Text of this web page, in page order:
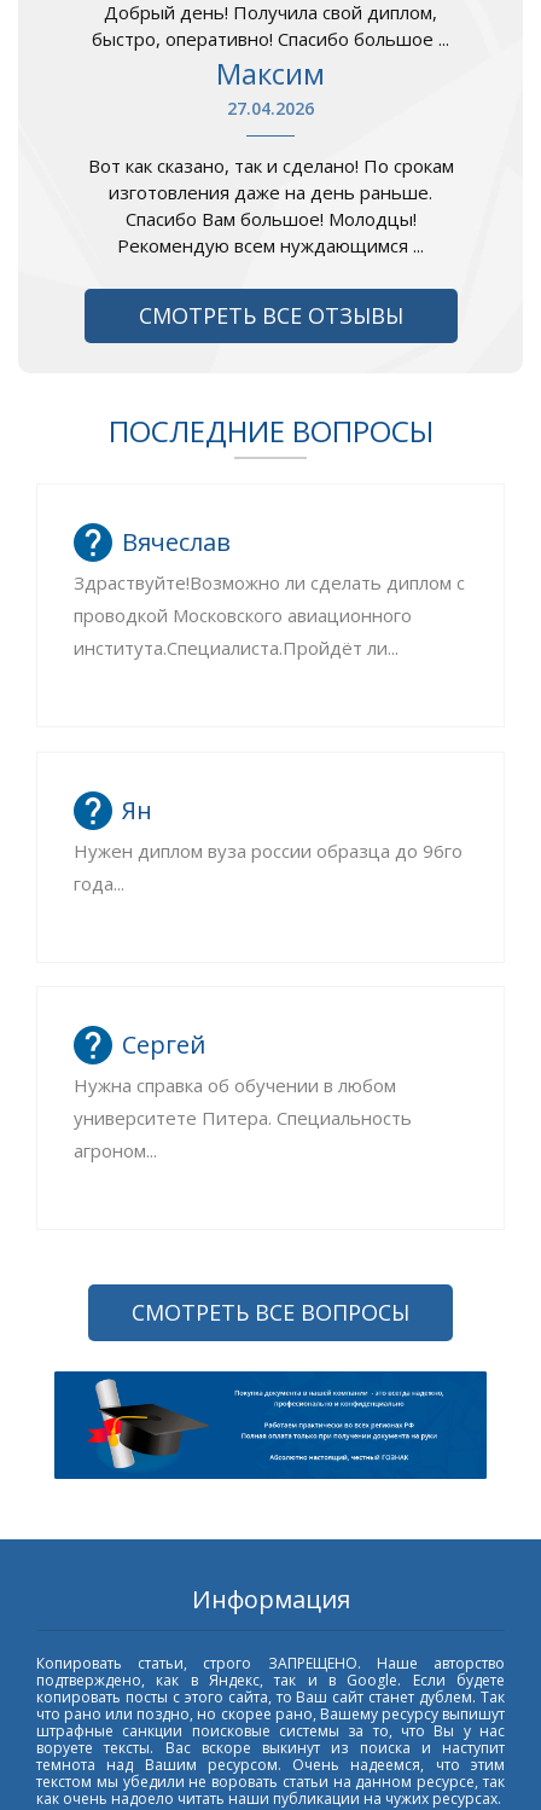
Добрый день! Получила свой диплом,
быстро, оперативно! Спасибо большое ...
Максим
27.04.2026
Вот как сказано, так и сделано! По срокам
изготовления даже на день раньше.
Спасибо Вам большое! Молодцы!
Рекомендую всем нуждающимся ...
СМОТРЕТЬ ВСЕ ОТЗЫВЫ
ПОСЛЕДНИЕ ВОПРОСЫ
Вячеслав
Здраствуйте!Возможно ли сделать диплом с
проводкой Московского авиационного
института.Специалиста.Пройдёт ли...
Ян
Нужен диплом вуза россии образца до 96го
года...
Сергей
Нужна справка об обучении в любом
университете Питера. Специальность
агроном...
СМОТРЕТЬ ВСЕ ВОПРОСЫ
Информация
Копировать статьи, строго ЗАПРЕЩЕНО. Наше авторство
подтверждено, как в Яндекс, так и в Google. Если будете
копировать посты с этого сайта, то Ваш сайт станет дублем. Так
что рано или поздно, но скорее рано, Вашему ресурсу выпишут
штрафные санкции поисковые системы за то, что Вы у нас
воруете тексты. Вас вскоре выкинут из поиска и наступит
темнота над Вашим ресурсом. Очень надеемся, что этим
текстом мы убедили не воровать статьи на данном ресурсе, так
как очень надоело читать наши публикации на чужих ресурсах.